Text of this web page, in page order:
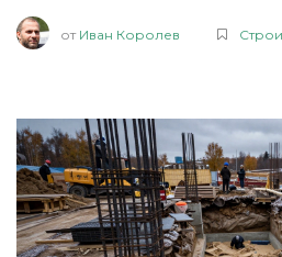
от Иван Королев